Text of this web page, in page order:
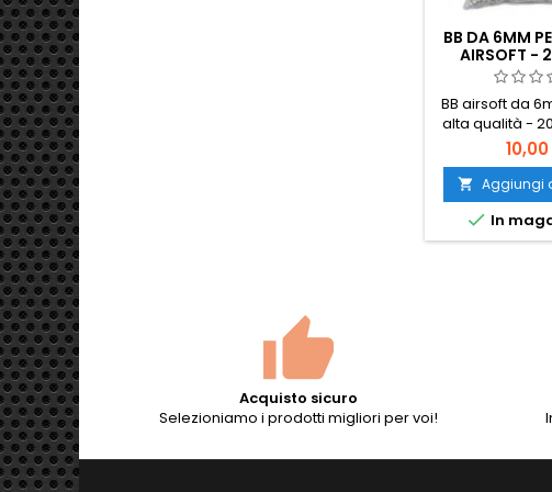
BB DA 6MM
AIRSOFT -
0,20G, ALTA
BB airsoft da
alta qualità -
sacchetto. Il
universale,
quasi tutti i
armi a molla.
liscia senza
diametro
 Aggiungi
 In
Acquisto sicuro
Selezioniamo i prodotti migliori per voi!